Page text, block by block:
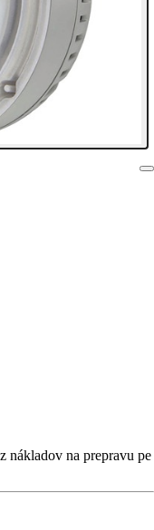
na prepravu pe